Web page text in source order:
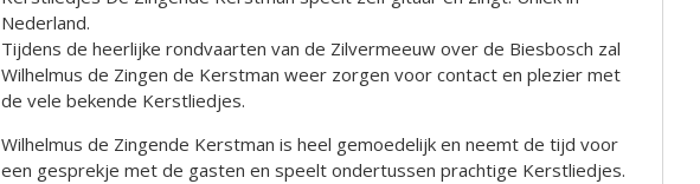
Nederland.
Tijdens de heerlijke rondvaarten van de Zilvermeeuw over de Biesbosch zal
Wilhelmus de Zingen de Kerstman weer zorgen voor contact en plezier met
de vele bekende Kerstliedjes.
Wilhelmus de Zingende Kerstman is heel gemoedelijk en neemt de tijd voor
een gesprekje met de gasten en speelt ondertussen prachtige Kerstliedjes.